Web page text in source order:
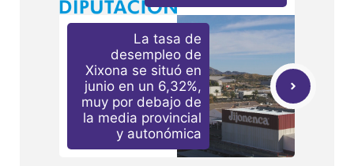
La tasa de
desempleo de
Xixona se situó en
junio en un 6,32%,
muy por debajo de
la media provincial
y autonómica